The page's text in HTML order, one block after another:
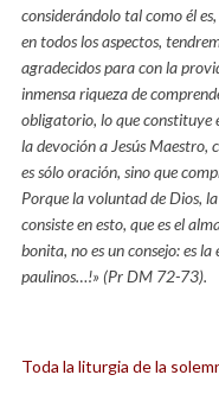
considerándolo tal como él
en todos los aspectos,
agradecidos para con la
inmensa riqueza de
obligatorio, lo que constituye
la devoción a Jesús Maestro,
es sólo oración, sino que
Porque la voluntad de Dios,
consiste en esto, que es el
bonita, no es un consejo: es la
paulinos…!» (Pr DM 72-73).
Toda la liturgia de la